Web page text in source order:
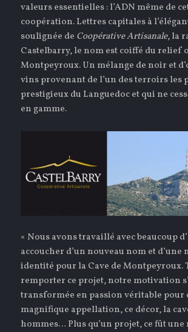
valeurs essentielles : l’ADN même de
coopération. Lettres capitales à
soulignée de Coopérative Artisanale, la
Castelbarry, le nom est coiffé du relief
Montpeyroux. Un mélange de noir et
vins provenant de l’un des terroirs les
prestigieux du Languedoc et qui ne
en gamme.
« Nous avons travaillé avec beaucoup
accoucher d’un nouveau nom et d’une
identité pour la Cave de Montpeyroux.
remporter ce projet, notre motivation
transformée en passion véritable pour
magnifique appellation, ce décor, la
hommes… Plus qu’un projet, ce fût